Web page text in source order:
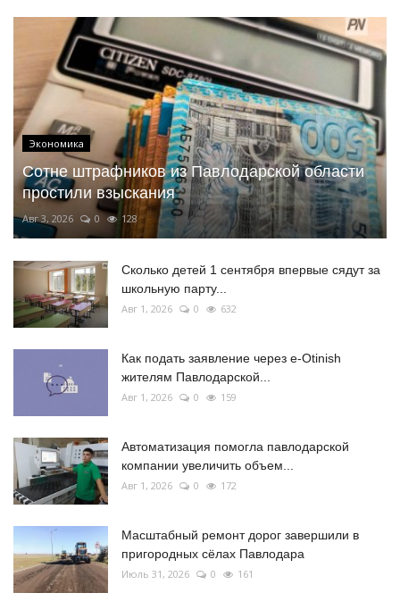
Экономика
Сотне штрафников из Павлодарской области
простили взыскания
Авг 3, 2026 0 128
Сколько детей 1 сентября впервые сядут за
школьную парту...
Авг 1, 2026 0 632
Как подать заявление через e-Otinish
жителям Павлодарской...
Авг 1, 2026 0 159
Автоматизация помогла павлодарской
компании увеличить объем...
Авг 1, 2026 0 172
Масштабный ремонт дорог завершили в
пригородных сёлах Павлодара
Июль 31, 2026 0 161